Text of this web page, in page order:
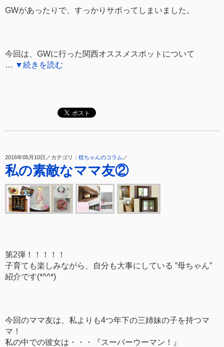
GWがあったりで、すっかりサボってしまいました。
今回は、GWに行った関西オススメスポットについて
… ▼続きを読む
2016年05月10日／カテゴリ： 枕ちゃんのコラム ／
私の素敵なママ友②
第2弾！！！！！
子育ても楽しみながら、自分も大事にしている ”母ちゃん”
紹介です(*^^*)
今回のママ友は、私よりも4つ年下の三姉妹の子を持つマ
マ！
私の中での彼女は・・・『スーパーウーマン！』